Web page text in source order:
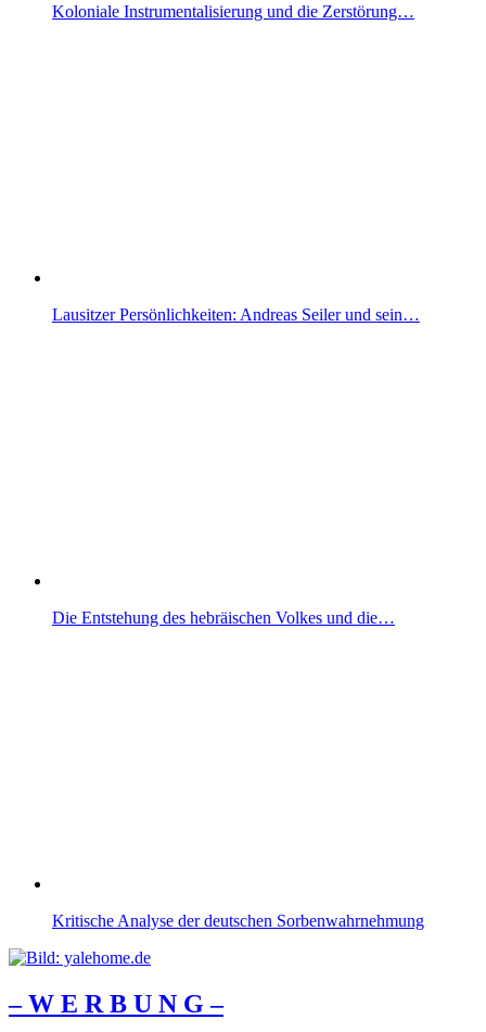
Koloniale Instrumentalisierung und die Zerstörung…
Lausitzer Persönlichkeiten: Andreas Seiler und sein…
Die Entstehung des hebräischen Volkes und die…
Kritische Analyse der deutschen Sorbenwahrnehmung
– W Ε R Β U Ν G –